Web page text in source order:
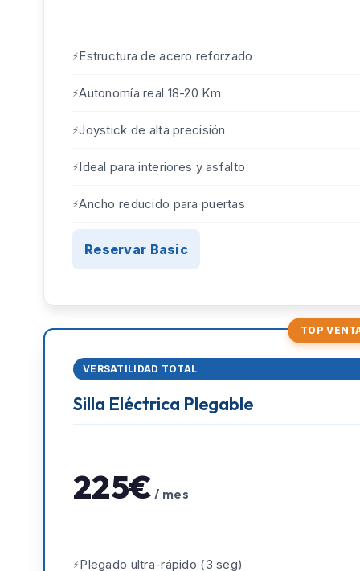
Estructura de acero reforzado
Autonomía real 18-20 Km
Joystick de alta precisión
Ideal para interiores y asfalto
Ancho reducido para puertas
Reservar Basic
TOP
VERSATILIDAD TOTAL
Silla Eléctrica Plegable
225€ / mes
Plegado ultra-rápido (3 seg)